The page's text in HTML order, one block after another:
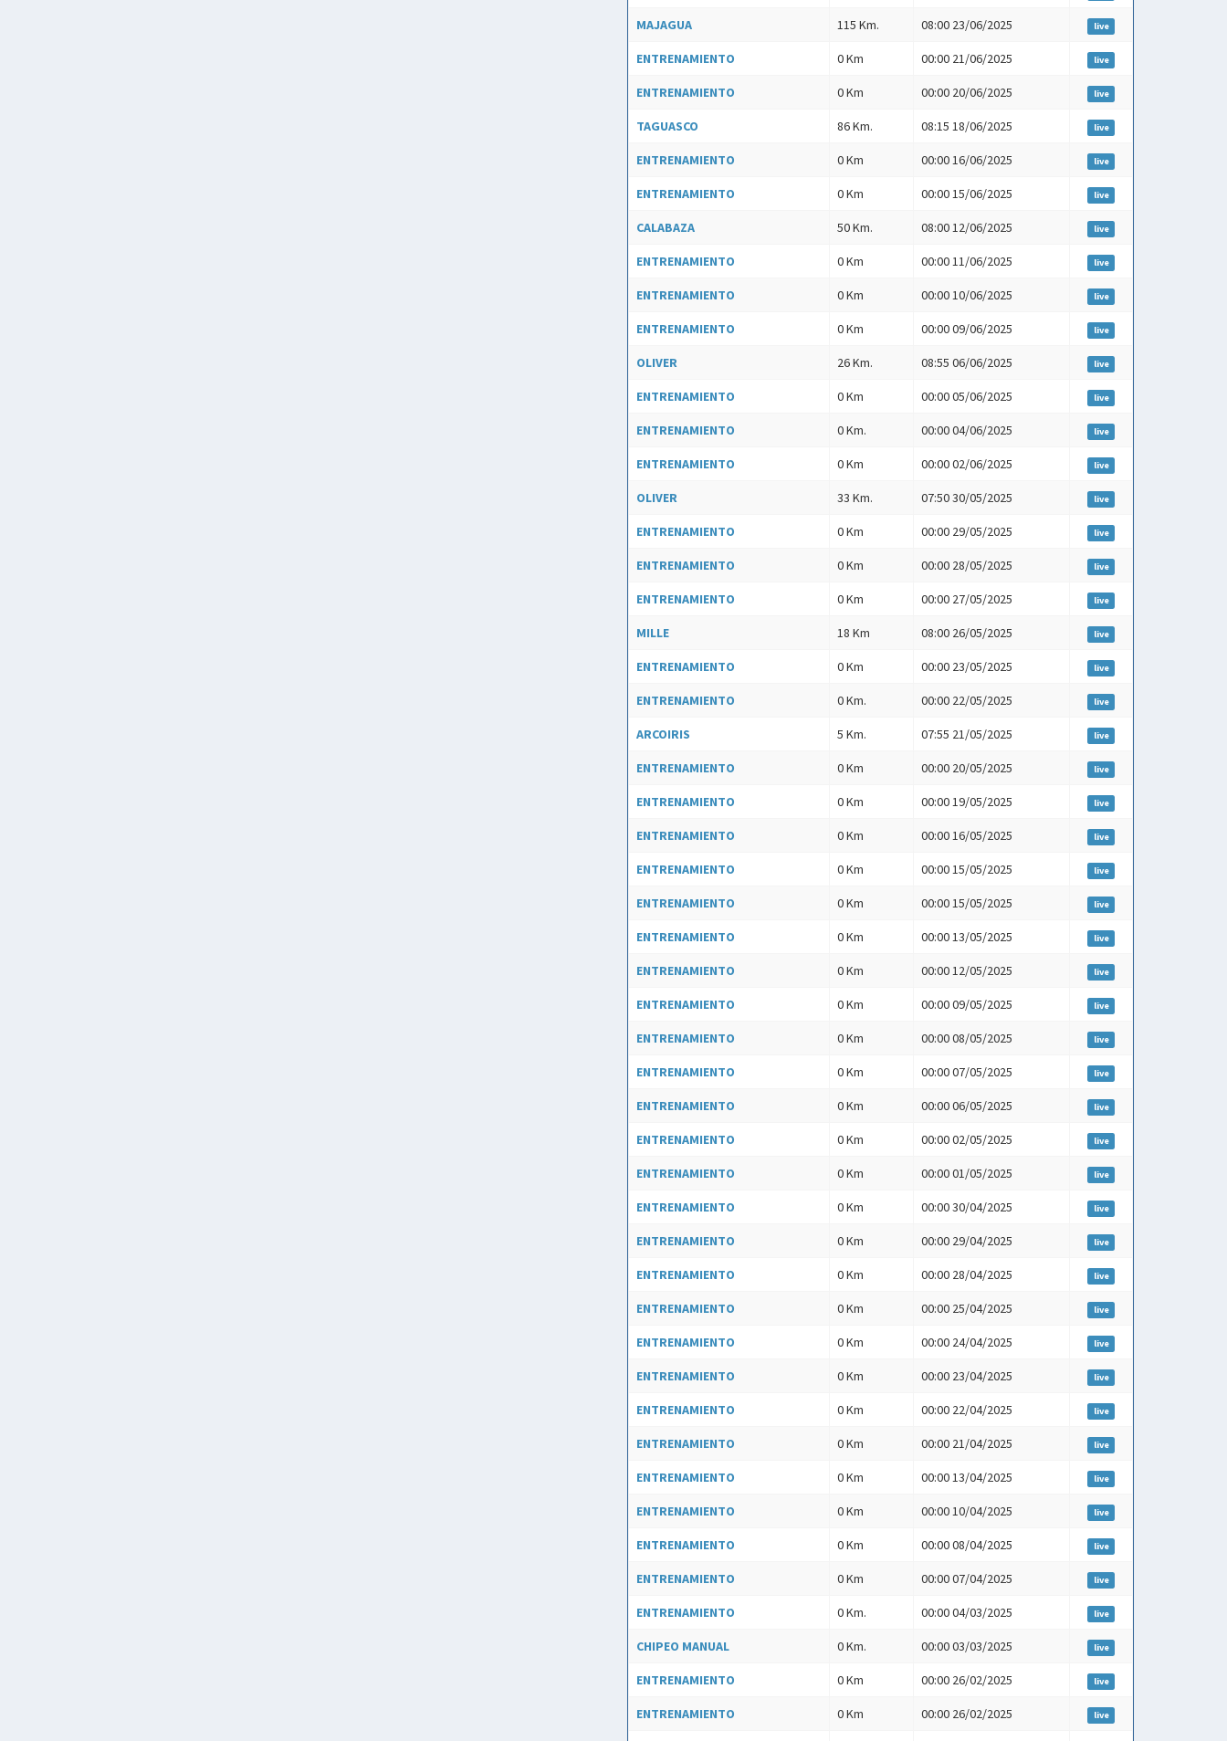
MAJAGUA 115 Km. 08:00 23/06/2025 live
ENTRENAMIENTO 0 Km 00:00 21/06/2025 live
ENTRENAMIENTO 0 Km 00:00 20/06/2025 live
TAGUASCO 86 Km. 08:15 18/06/2025 live
ENTRENAMIENTO 0 Km 00:00 16/06/2025 live
ENTRENAMIENTO 0 Km 00:00 15/06/2025 live
CALABAZA 50 Km. 08:00 12/06/2025 live
ENTRENAMIENTO 0 Km 00:00 11/06/2025 live
ENTRENAMIENTO 0 Km 00:00 10/06/2025 live
ENTRENAMIENTO 0 Km 00:00 09/06/2025 live
OLIVER 26 Km. 08:55 06/06/2025 live
ENTRENAMIENTO 0 Km 00:00 05/06/2025 live
ENTRENAMIENTO 0 Km. 00:00 04/06/2025 live
ENTRENAMIENTO 0 Km 00:00 02/06/2025 live
OLIVER 33 Km. 07:50 30/05/2025 live
ENTRENAMIENTO 0 Km 00:00 29/05/2025 live
ENTRENAMIENTO 0 Km 00:00 28/05/2025 live
ENTRENAMIENTO 0 Km 00:00 27/05/2025 live
MILLE 18 Km 08:00 26/05/2025 live
ENTRENAMIENTO 0 Km 00:00 23/05/2025 live
ENTRENAMIENTO 0 Km. 00:00 22/05/2025 live
ARCOIRIS 5 Km. 07:55 21/05/2025 live
ENTRENAMIENTO 0 Km 00:00 20/05/2025 live
ENTRENAMIENTO 0 Km 00:00 19/05/2025 live
ENTRENAMIENTO 0 Km 00:00 16/05/2025 live
ENTRENAMIENTO 0 Km 00:00 15/05/2025 live
ENTRENAMIENTO 0 Km 00:00 15/05/2025 live
ENTRENAMIENTO 0 Km 00:00 13/05/2025 live
ENTRENAMIENTO 0 Km 00:00 12/05/2025 live
ENTRENAMIENTO 0 Km 00:00 09/05/2025 live
ENTRENAMIENTO 0 Km 00:00 08/05/2025 live
ENTRENAMIENTO 0 Km 00:00 07/05/2025 live
ENTRENAMIENTO 0 Km 00:00 06/05/2025 live
ENTRENAMIENTO 0 Km 00:00 02/05/2025 live
ENTRENAMIENTO 0 Km 00:00 01/05/2025 live
ENTRENAMIENTO 0 Km 00:00 30/04/2025 live
ENTRENAMIENTO 0 Km 00:00 29/04/2025 live
ENTRENAMIENTO 0 Km 00:00 28/04/2025 live
ENTRENAMIENTO 0 Km 00:00 25/04/2025 live
ENTRENAMIENTO 0 Km 00:00 24/04/2025 live
ENTRENAMIENTO 0 Km 00:00 23/04/2025 live
ENTRENAMIENTO 0 Km 00:00 22/04/2025 live
ENTRENAMIENTO 0 Km 00:00 21/04/2025 live
ENTRENAMIENTO 0 Km 00:00 13/04/2025 live
ENTRENAMIENTO 0 Km 00:00 10/04/2025 live
ENTRENAMIENTO 0 Km 00:00 08/04/2025 live
ENTRENAMIENTO 0 Km 00:00 07/04/2025 live
ENTRENAMIENTO 0 Km. 00:00 04/03/2025 live
CHIPEO MANUAL 0 Km. 00:00 03/03/2025 live
ENTRENAMIENTO 0 Km 00:00 26/02/2025 live
ENTRENAMIENTO 0 Km 00:00 26/02/2025 live